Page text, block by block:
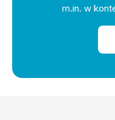
m.in. w